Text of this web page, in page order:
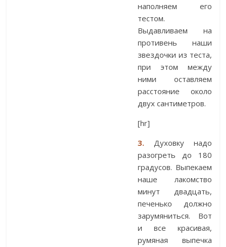
наполняем его
тестом.
Выдавливаем на
противень наши
звездочки из теста,
при этом между
ними оставляем
расстояние около
двух сантиметров.
[hr]
3. Духовку надо
разогреть до 180
градусов. Выпекаем
наше лакомство
минут двадцать,
печенько должно
зарумяниться. Вот
и все красивая,
румяная выпечка